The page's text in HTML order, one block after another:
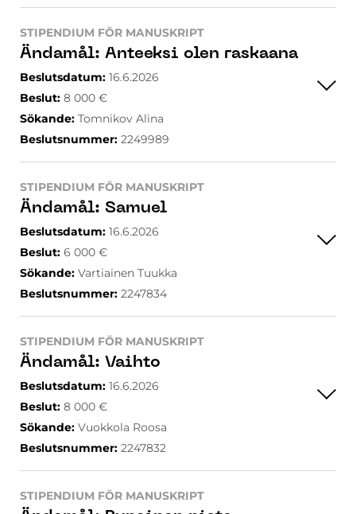
STIPENDIUM FÖR MANUSKRIPT
Ändamål: Anteeksi olen raskaana
Beslutsdatum: 16.6.2026
Beslut: 8 000 €
Sökande: Tomnikov Alina
Beslutsnummer: 2249989
STIPENDIUM FÖR MANUSKRIPT
Ändamål: Samuel
Beslutsdatum: 16.6.2026
Beslut: 6 000 €
Sökande: Vartiainen Tuukka
Beslutsnummer: 2247834
STIPENDIUM FÖR MANUSKRIPT
Ändamål: Vaihto
Beslutsdatum: 16.6.2026
Beslut: 8 000 €
Sökande: Vuokkola Roosa
Beslutsnummer: 2247832
STIPENDIUM FÖR MANUSKRIPT